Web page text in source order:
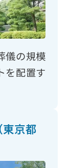
儀の規模
を配置す
京都